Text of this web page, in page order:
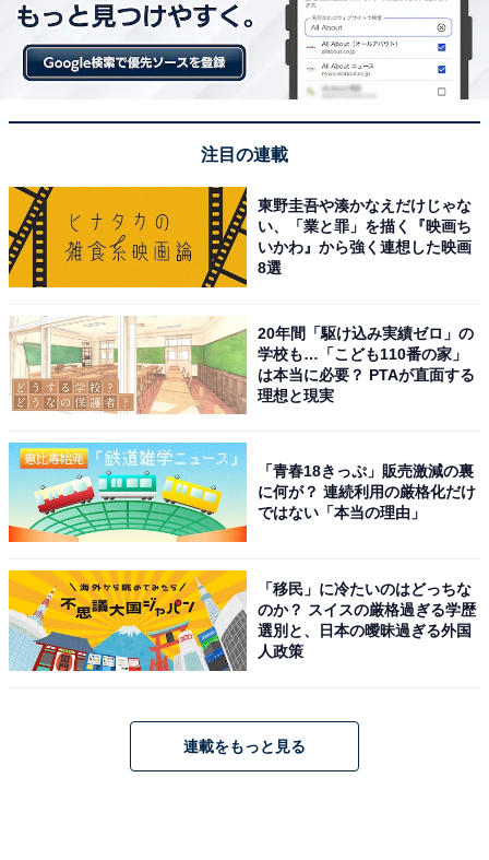
賛否両論も……令和ロマン×人気YouTuberコラボ
の真意とは
るまさんがテレビ出演を「基本的に断っている」と発言
したことで、物議を醸しているわけです。
っているのは自分たちより上の世代であり、熱量がその
世代と合わないので出演する番組を選んでいるという内
容になります。動画を見れば、テレビを否定しているわ
ていることが分かります。
【実際の動画：高比良くるま×石田明の対談動画を見
る】
現に令和ロマンは、『ラヴィット！』（TBS系）に木曜
レギュラーとして加入し、2024年4月から隔週で出演。
その他にも、それぞれがテレビ番組へ出演しており、決
注目の連載
東野圭吾や湊かなえだけじゃな
い、「業と罪」を描く『映画ち
いかわ』から強く連想した映画
8選
20年間「駆け込み実績ゼロ」の
学校も…「こども110番の家」
は本当に必要？ PTAが直面する
理想と現実
「青春18きっぷ」販売激減の裏
に何が？ 連続利用の厳格化だけ
ではない「本当の理由」
「移民」に冷たいのはどっちな
のか？ スイスの厳格過ぎる学歴
選別と、日本の曖昧過ぎる外国
人政策
連載をもっと見る